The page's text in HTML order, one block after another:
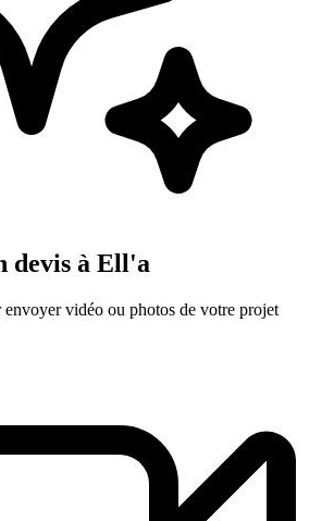
devis à Ell'a
vidéo ou photos de votre projet